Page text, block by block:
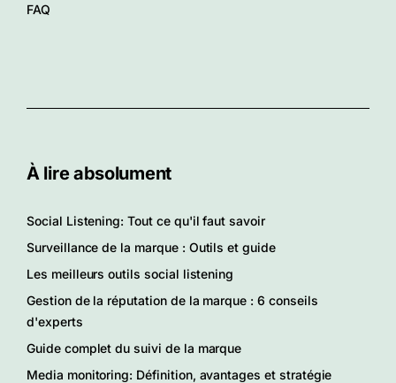
FAQ
À lire absolument
Social Listening: Tout ce qu'il faut savoir
Surveillance de la marque : Outils et guide
Les meilleurs outils social listening
Gestion de la réputation de la marque : 6 conseils
d'experts
Guide complet du suivi de la marque
Media monitoring: Définition, avantages et stratégie